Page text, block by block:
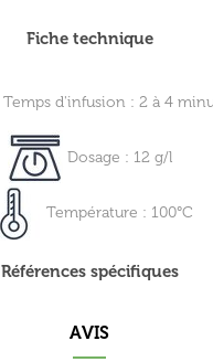
Fiche technique
Temps d'infusion : 2 à 4
Dosage : 12 g/l
Température : 100°C
Références spécifiques
AVIS